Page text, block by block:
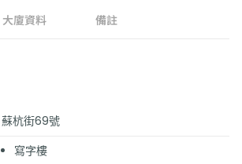
大廈資料 備註
蘇杭街69號
寫字樓